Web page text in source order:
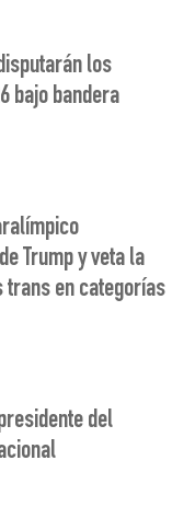
los
bajo bandera
Trump y veta la
trans en categorías
del